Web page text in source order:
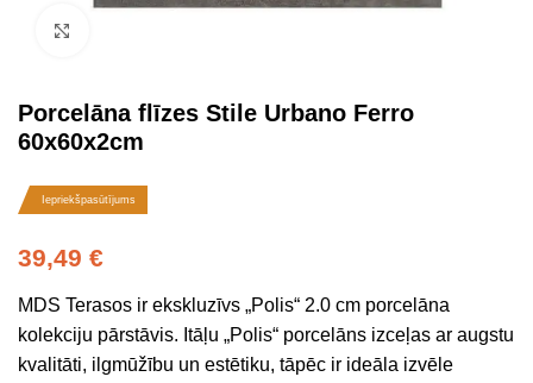
Porcelāna flīzes Stile Urbano Ferro
60x60x2cm
Iepriekšpasūtījums
39,49 €
MDS Terasos ir ekskluzīvs „Polis“ 2.0 cm porcelāna
kolekciju pārstāvis. Itāļu „Polis“ porcelāns izceļas ar augstu
kvalitāti, ilgmūžību un estētiku, tāpēc ir ideāla izvēle